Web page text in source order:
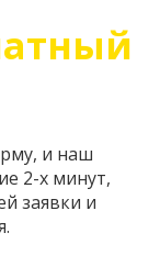
и наш
2-х минут,
заявки и